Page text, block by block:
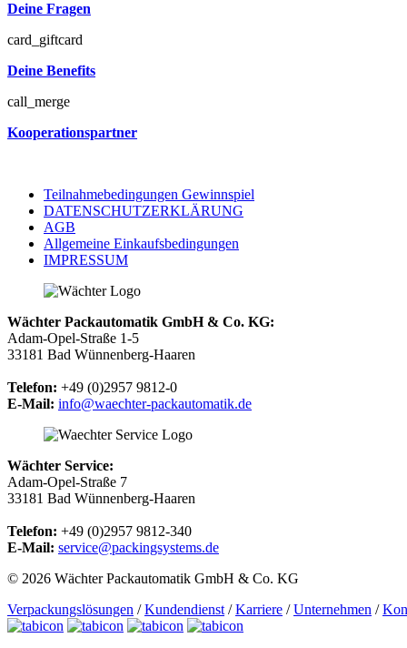
Deine Fragen
card_giftcard
Deine Benefits
call_merge
Kooperationspartner
Teilnahmebedingungen Gewinnspiel
DATENSCHUTZERKLÄRUNG
AGB
Allgemeine Einkaufsbedingungen
IMPRESSUM
Wächter Packautomatik GmbH & Co. KG:
Adam-Opel-Straße 1-5
33181 Bad Wünnenberg-Haaren
Telefon: +49 (0)2957 9812-0
E-Mail: info@waechter-packautomatik.de
Wächter Service:
Adam-Opel-Straße 7
33181 Bad Wünnenberg-Haaren
Telefon: +49 (0)2957 9812-340
E-Mail: service@packingsystems.de
© 2026 Wächter Packautomatik GmbH & Co. KG
Verpackungslösungen /Kundendienst /Karriere /Unternehmen /